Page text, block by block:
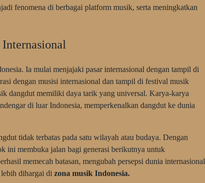
fenomena di berbagai platform musik, serta meningkatkan
Ia mulai menjajaki pasar internasional dengan tampil di
dengan musisi internasional dan tampil di festival musik
dangdut memiliki daya tarik yang universal. Karya-karya
di luar Indonesia, memperkenalkan dangdut ke dunia
tidak terbatas pada satu wilayah atau budaya. Dengan
ini membuka jalan bagi generasi berikutnya untuk
memecah batasan, mengubah persepsi dunia internasional
dihargai di zona musik Indonesia.